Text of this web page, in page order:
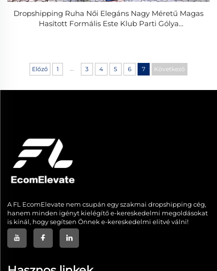
Dropshipping Ruha Női Elegáns Nagy Méretű Magas
Hasított Formális Este Klub Parti Gólya
Előző 1 3 4 5 6 7 Következő
A FL EcomElevate nem csupán egy szakmai dropshipping cég,
hanem minden igényt kielégítő e-kereskedelmi megoldásokat
is kínál, hogy segítsen Önnek e-kereskedelmi elitvé válni!